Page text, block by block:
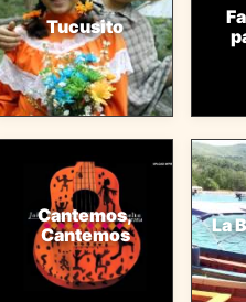
Tucusito
Cantemos,
Cantemos
La